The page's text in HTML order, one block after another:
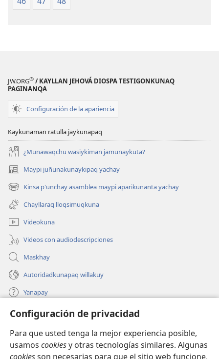
Configuración de privacidad
Para que usted tenga la mejor experiencia posible,
usamos cookiesy otras tecnologías similares. Algunas
cookiesson necesarias para que el sitio web funcione,
JW.ORG® / KAYLLAN JEHOVÁ DIOSPA TESTIGONKUNAQ
PAGINANQA
Configuración de la apariencia
Kaykunaman ratulla jaykunapaq
¿Munawaqchu wasiykiman jamunaykuta?
Maypi juñunakunaykipaq yachay
(abre
una
nueva
ventana)
Kinsa p'unchay asamblea maypi aparikunanta yachay
(abre
una
nueva
ventana)
Chayllaraq lloqsimuqkuna
Videokuna
Videos con audiodescripciones
Maskhay
Autoridadkunapaq willakuy
Yanapay
Donacionta churanapaq
una
ventana)
INTERNETPI QELQANCHISKUNA Watchtower™
(abre